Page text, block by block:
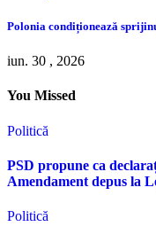
Polonia condiționează
iun. 30 , 2026
You Missed
Politică
PSD propune ca
Amendament depus la
Politică